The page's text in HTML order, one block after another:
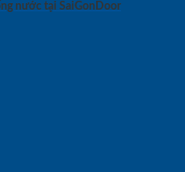
nước tại SaiGonDoor